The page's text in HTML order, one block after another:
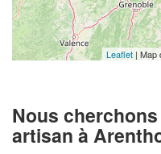
Leaflet | Map
Nous
artisan à